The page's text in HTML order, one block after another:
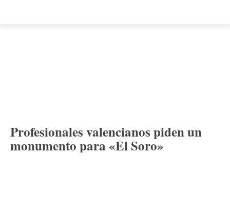
Profesionales valencianos piden un
monumento para «El Soro»